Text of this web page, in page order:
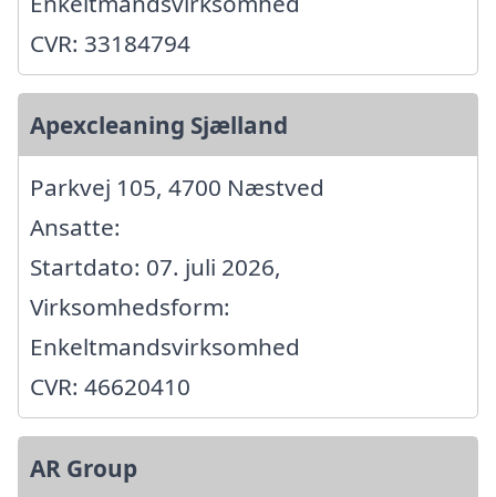
CVR: 33184794
Apexcleaning Sjælland
Parkvej 105, 4700 Næstved
Ansatte:
Startdato: 07. juli 2026,
Virksomhedsform:
Enkeltmandsvirksomhed
CVR: 46620410
AR Group